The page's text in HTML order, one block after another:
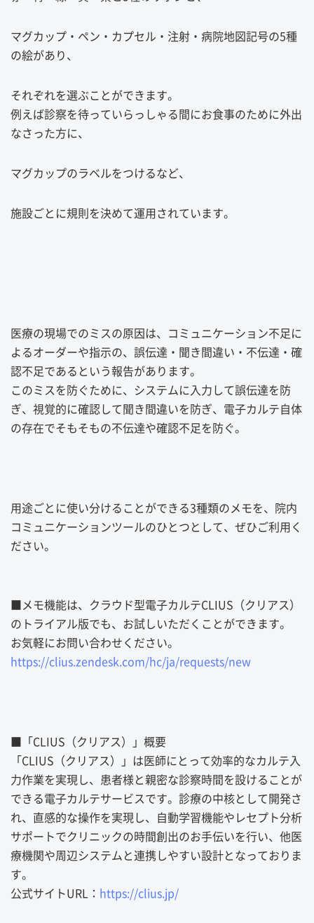
マグカップ・ペン・カプセル・注射・病院地図記号の5種
の絵があり、
それぞれを選ぶことができます。
例えば診察を待っていらっしゃる間にお食事のために外出
なさった方に、
マグカップのラベルをつけるなど、
施設ごとに規則を決めて運用されています。
医療の現場でのミスの原因は、コミュニケーション不足に
よるオーダーや指示の、誤伝達・聞き間違い・不伝達・確
認不足であるという報告があります。
このミスを防ぐために、システムに入力して誤伝達を防
ぎ、視覚的に確認して聞き間違いを防ぎ、電子カルテ自体
の存在でそもそもの不伝達や確認不足を防ぐ。
用途ごとに使い分けることができる3種類のメモを、院内
コミュニケーションツールのひとつとして、ぜひご利用く
ださい。
■メモ機能は、クラウド型電子カルテCLIUS（クリアス）
のトライアル版でも、お試しいただくことができます。
お気軽にお問い合わせください。
https://clius.zendesk.com/hc/ja/requests/new
■「CLIUS（クリアス）」概要
「CLIUS（クリアス）」は医師にとって効率的なカルテ入
力作業を実現し、患者様と親密な診察時間を設けることが
できる電子カルテサービスです。診療の中核として開発さ
れ、直感的な操作を実現し、自動学習機能やレセプト分析
サポートでクリニックの時間創出のお手伝いを行い、他医
療機関や周辺システムと連携しやすい設計となっておりま
す。
公式サイトURL：
https://clius.jp/